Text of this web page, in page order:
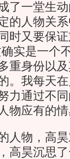
了一堂生
的人物关
时又要保
实是一个
重身份以
。我每天
力通过不
物应有的情
物，高昊
高昊沉思